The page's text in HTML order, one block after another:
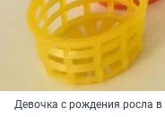
Девочка с рождения росла в